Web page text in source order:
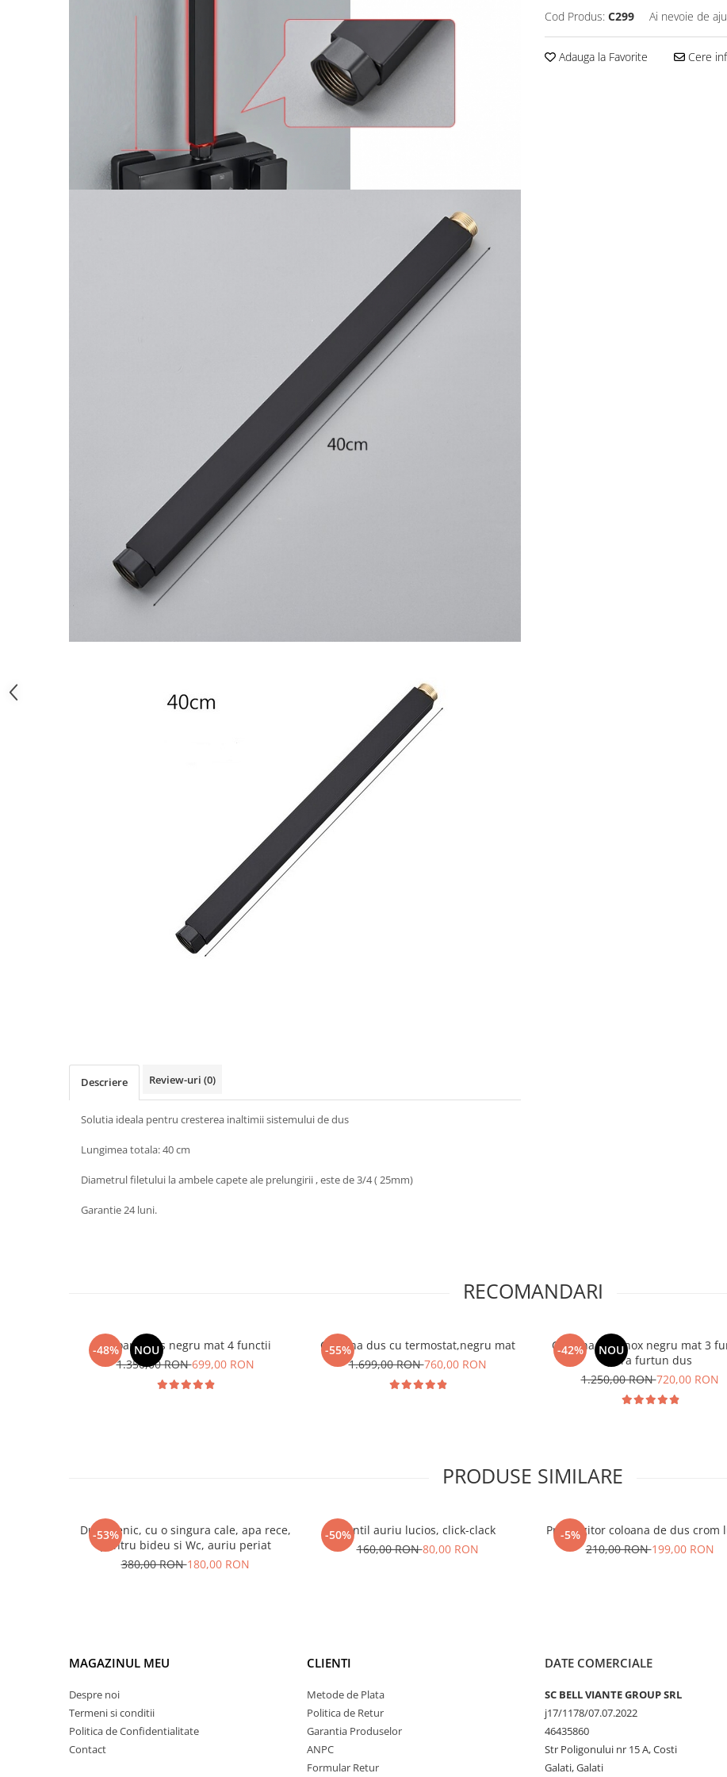
Cod Produs: C299 Ai nevoie de
Adauga la Favorite Cere
Descriere Review-uri (0)
Solutia ideala pentru cresterea inaltimii sistemului de dus
Lungimea totala: 40 cm
Diametrul filetului la ambele capete ale prelungirii , este de 3/4 ( 25mm)
Garantie 24 luni.
RECOMANDARI
-48% NOU
Coloana dus negru mat 4 functii
1.350,00 RON699,00 RON
-55%
Coloana dus cu termostat,negru mat
1.699,00 RON760,00 RON
-42% NOU
Coloana dus inox negru mat 3
para furtun dus
1.250,00 RON720,00 RON
PRODUSE SIMILARE
-53%
Dus igienic, cu o singura cale, apa rece,
pentru bideu si Wc, auriu periat
380,00 RON180,00 RON
-50%Ventil auriu lucios, click-clack
160,00 RON80,00 RON
-5%
Prelungitor coloana de dus crom
210,00 RON199,00 RON
MAGAZINUL MEU
Despre noi
Termeni si conditii
Politica de Confidentialitate
Contact
CLIENTI
Metode de Plata
Politica de Retur
Garantia Produselor
ANPC
Formular Retur
DATE COMERCIALE
SC BELL VIANTE GROUP SRL
j17/1178/07.07.2022
46435860
Str Poligonului nr 15 A, Costi
Galati, Galati